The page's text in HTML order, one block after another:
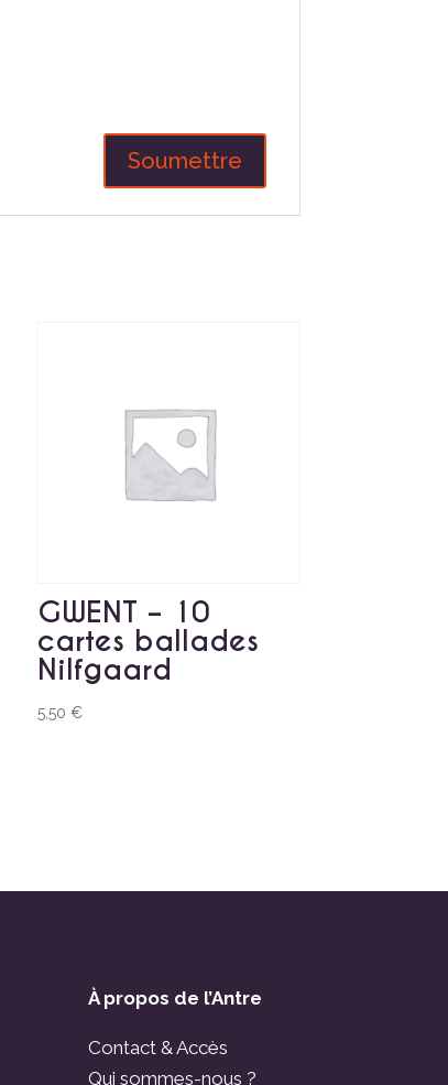
GWENT – 10
cartes ballades
Nilfgaard
5,50€
À propos de l’Antre
Contact & Accès
Qui sommes-nous ?